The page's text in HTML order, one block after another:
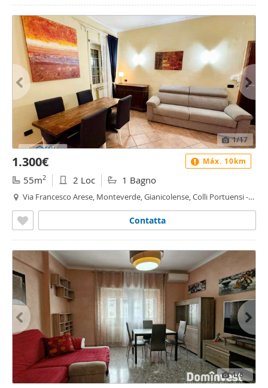
1/17
1.300€
55m2 2 Loc 1 Bagno
Via Francesco Arese, Monteverde, Gianicolense, Colli Portuensi -
Contatta
Máx. 10km
1/8